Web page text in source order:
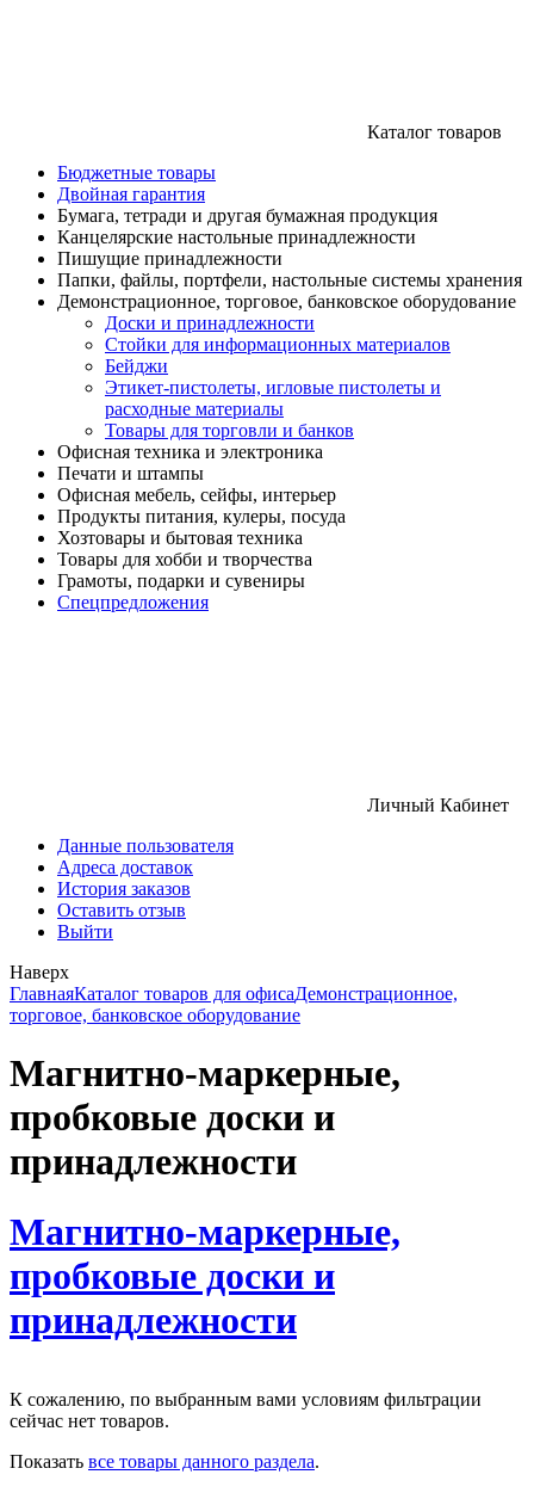
Каталог товаров
Бюджетные товары
Двойная гарантия
Бумага, тетради и другая бумажная продукция
Канцелярские настольные принадлежности
Пишущие принадлежности
Папки, файлы, портфели, настольные системы хранения
Демонстрационное, торговое, банковское оборудование
Доски и принадлежности
Стойки для информационных материалов
Бейджи
Этикет-пистолеты, игловые пистолеты и
расходные материалы
Товары для торговли и банков
Офисная техника и электроника
Печати и штампы
Офисная мебель, сейфы, интерьер
Продукты питания, кулеры, посуда
Хозтовары и бытовая техника
Товары для хобби и творчества
Грамоты, подарки и сувениры
Спецпредложения
Личный Кабинет
Данные пользователя
Адреса доставок
История заказов
Оставить отзыв
Выйти
Наверх
ГлавнаяКаталог товаров для офисаДемонстрационное,
торговое, банковское оборудование
Магнитно-маркерные,
пробковые доски и
принадлежности
Магнитно-маркерные,
пробковые доски и
принадлежности
К сожалению, по выбранным вами условиям фильтрации
сейчас нет товаров.
Показать все товары данного раздела.